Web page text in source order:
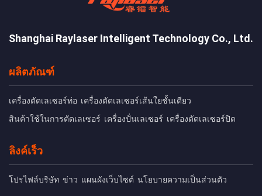
Shanghai Raylaser Intelligent Technology Co., Ltd.
ผลิตภัณฑ์
เครื่องตัดเลเซอร์ท่อ เครื่องตัดเลเซอร์เส้นใยชั้นเดียว
สินค้าใช้ในการตัดเลเซอร์ เครื่องปั่นเลเซอร์ เครื่องตัดเลเซอร์ปิด
ลิงค์เร็ว
โปรไฟล์บริษัท ข่าว แผนผังเว็บไซต์ นโยบายความเป็นส่วนตัว